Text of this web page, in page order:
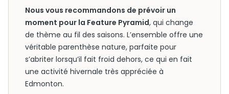
Nous vous recommandons de prévoir un
moment pour la Feature Pyramid, qui change
de thème au fil des saisons. L’ensemble offre une
véritable parenthèse nature, parfaite pour
s’abriter lorsqu’il fait froid dehors, ce qui en fait
une activité hivernale très appréciée à
Edmonton.